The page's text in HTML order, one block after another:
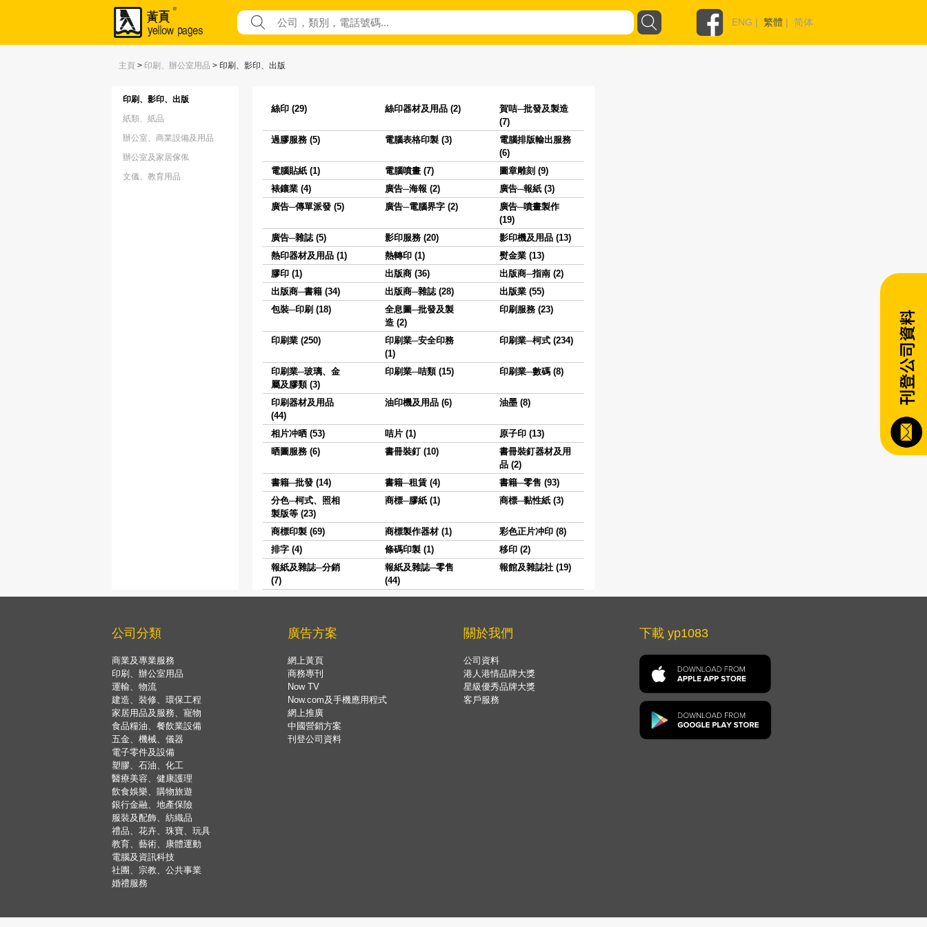
ENG | 繁體 | 简体
主頁 > 印刷、辦公室用品 > 印刷、影印、出版
印刷、影印、出版
紙類、紙品
辦公室、商業設備及用品
辦公室及家居傢俬
文儀、教育用品
絲印 (29) 絲印器材及用品 (2)
賀咭─批發及製造
(7)
過膠服務 (5)
電腦表格印製 (3)
電腦排版輸出服務
(6)
電腦貼紙 (1)
電腦噴畫 (7)
圖章雕刻 (9)
裱鑲業 (4)
廣告─海報 (2)
廣告─報紙 (3)
廣告─傳單派發 (5)
廣告─電腦界字 (2)
廣告─噴畫製作
(19)
廣告─雜誌 (5)
影印服務 (20)
影印機及用品 (13)
熱印器材及用品 (1)
熱轉印 (1)
熨金業 (13)
膠印 (1)
出版商 (36)
出版商─指南 (2)
出版商─書籍 (34)
出版商─雜誌 (28)
出版業 (55)
包裝─印刷 (18)
全息圖─批發及製
造 (2)
印刷服務 (23)
印刷業 (250)
印刷業─安全印務
(1)
印刷業─柯式 (234)
印刷業─玻璃、金
屬及膠類 (3)
印刷業─咭類 (15) 印刷業─數碼 (8)
印刷器材及用品
(44)
油印機及用品 (6) 油墨 (8)
相片冲晒 (53) 咭片 (1)
原子印 (13)
晒圖服務 (6)
書冊裝釘 (10)
書冊裝釘器材及用
品 (2)
書籍─批發 (14)
書籍─租賃 (4)
書籍─零售 (93)
分色─柯式、照相
製版等 (23)
商標─膠紙 (1) 商標─黏性紙 (3)
商標印製 (69) 商標製作器材 (1)
彩色正片冲印 (8)
排字 (4)
條碼印製 (1)
移印 (2)
報紙及雜誌─分銷
(7)
報紙及雜誌─零售
(44)
報館及雜誌社 (19)
公司分類
商業及專業服務
印刷、辦公室用品
運輸、物流
建造、裝修、環保工程
家居用品及服務、寵物
食品糧油、餐飲業設備
五金、機械、儀器
電子零件及設備
塑膠、石油、化工
醫療美容、健康護理
飲食娛樂、購物旅遊
銀行金融、地產保險
服裝及配飾、紡織品
禮品、花卉、珠寶、玩具
教育、藝術、康體運動
電腦及資訊科技
社團、宗教、公共事業
婚禮服務
廣告方案
網上黃頁
商務專刊
Now TV
Now.com及手機應用程式
網上推廣
中國營銷方案
刊登公司資料
關於我們
公司資料
港人港情品牌大獎
星級優秀品牌大獎
客戶服務
下載 yp1083